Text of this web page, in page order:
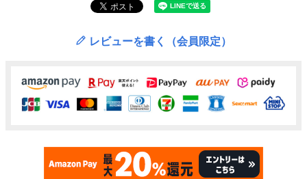
レビューを書く（会員限定）